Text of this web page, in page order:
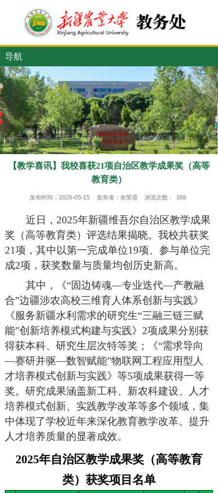
导航
【教学喜讯】我校喜获21项自治区教学成果奖（高等
教育类）
发布时间：2026-05-15 发布者：余荣需 浏览次数： 388
近日， 2025年新疆维吾尔自治区教学成果
奖（高等教育类）评选结果揭晓。我校共获奖
21项，其中以第一完成单位19项、参与单位完
成2项，获奖数量与质量均创历史新高。
其中，《“固边铸魂—专业迭代—产教融
合”边疆涉农高校三维育人体系创新与实践》
《服务新疆水利需求的研究生“三融三链三赋
能”创新培养模式构建与实践》2项成果分别获
得获本科、研究生层次特等奖；《“需求导向
—赛研并驱—数智赋能”物联网工程应用型人
才培养模式创新与实践》等5项成果获得一等
奖。研究成果涵盖新工科、新农科建设、人才
培养模式创新、实践教学改革等多个领域，集
中体现了学校近年来深化教育教学改革、提升
人才培养质量的显著成效。
2025年自治区教学成果奖（高等教育
类）获奖项目名单